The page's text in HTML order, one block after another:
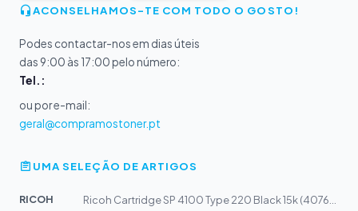
ACONSELHAMOS-TE COM TODO O GOSTO!
Podes contactar-nos em dias úteis
das 9:00 às 17:00 pelo número:
Tel.:
ou por e-mail:
geral@compramostoner.pt
UMA SELEÇÃO DE ARTIGOS
RICOH